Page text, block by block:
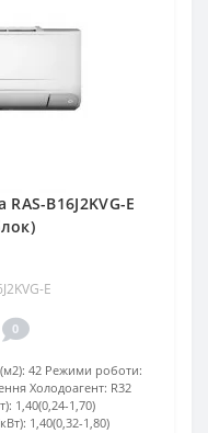
B16J2KVG-E
E
0
42 Режими роботи:
Холодоагент: R32
1,40(0,24-1,70)
1,40(0,32-1,80)